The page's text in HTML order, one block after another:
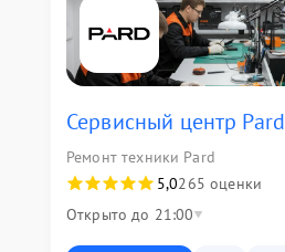
Сервисный центр Pard
Ремонт техники Pard
5,0265 оценки
Открыто до 21:00